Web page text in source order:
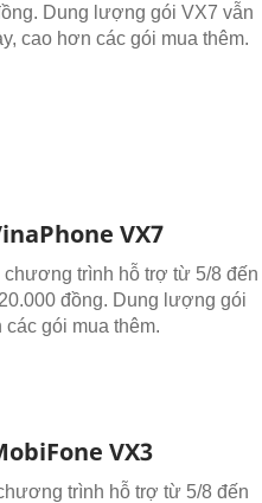
Dung lượng gói VX7 vẫn
cao hơn các gói mua thêm.
VX7
trình hỗ trợ từ 5/8 đến
đồng. Dung lượng gói
gói mua thêm.
VX3
trình hỗ trợ từ 5/8 đến